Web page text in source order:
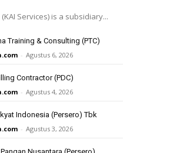
Services) is a subsidiary...
Training & Consulting (PTC)
- Agustus 6, 2026
Contractor (PDC)
- Agustus 4, 2026
Indonesia (Persero) Tbk
- Agustus 3, 2026